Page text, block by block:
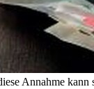
Annahme kann